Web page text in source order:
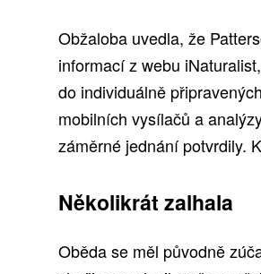
Obžaloba uvedla, že
informací z webu
do individuálně
mobilních vysílačů a
záměrné jednání potvrdily.
Několikrát zalhala
Oběda se měl původně